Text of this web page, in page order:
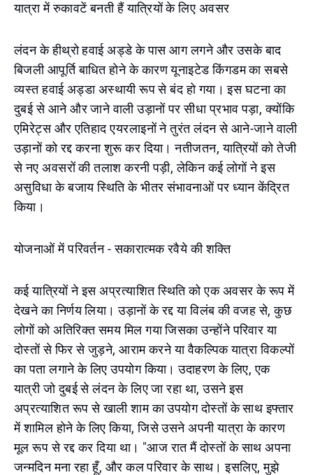
यात्रा में रुकावटें बनती हैं यात्रियों के लिए अवसर
लंदन के हीथ्रो हवाई अड्डे के पास आग लगने और उसके बाद
बिजली आपूर्ति बाधित होने के कारण यूनाइटेड किंगडम का सबसे
व्यस्त हवाई अड्डा अस्थायी रूप से बंद हो गया। इस घटना का
दुबई से आने और जाने वाली उड़ानों पर सीधा प्रभाव पड़ा, क्योंकि
एमिरेट्स और एतिहाद एयरलाइनों ने तुरंत लंदन से आने-जाने वाली
उड़ानों को रद्द करना शुरू कर दिया। नतीजतन, यात्रियों को तेजी
से नए अवसरों की तलाश करनी पड़ी, लेकिन कई लोगों ने इस
असुविधा के बजाय स्थिति के भीतर संभावनाओं पर ध्यान केंद्रित
किया।
योजनाओं में परिवर्तन - सकारात्मक रवैये की शक्ति
कई यात्रियों ने इस अप्रत्याशित स्थिति को एक अवसर के रूप में
देखने का निर्णय लिया। उड़ानों के रद्द या विलंब की वजह से, कुछ
लोगों को अतिरिक्त समय मिल गया जिसका उन्होंने परिवार या
दोस्तों से फिर से जुड़ने, आराम करने या वैकल्पिक यात्रा विकल्पों
का पता लगाने के लिए उपयोग किया। उदाहरण के लिए, एक
यात्री जो दुबई से लंदन के लिए जा रहा था, उसने इस
अप्रत्याशित रूप से खाली शाम का उपयोग दोस्तों के साथ इफ्तार
में शामिल होने के लिए किया, जिसे उसने अपनी यात्रा के कारण
मूल रूप से रद्द कर दिया था। "आज रात मैं दोस्तों के साथ अपना
जन्मदिन मना रहा हूँ, और कल परिवार के साथ। इसलिए, मुझे